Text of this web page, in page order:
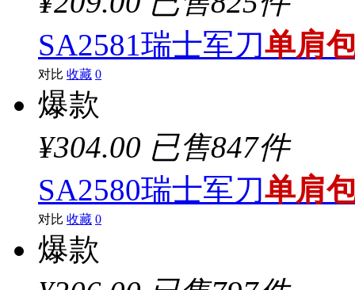
SA2581瑞士军刀单肩
对比 收藏 0
爆款
¥304.00 已售847件
SA2580瑞士军刀单肩
对比 收藏 0
爆款